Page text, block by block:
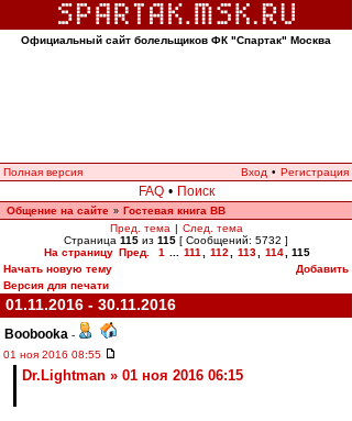
Официальный сайт болельщиков ФК "Спартак" Москва
Полная версия Вход • Регистрация
FAQ • Поиск
Общение на сайте » Гостевая книга ВВ
Пред. тема | След. тема
Страница 115 из 115 [ Сообщений: 5732 ]
На страницу Пред. 1 111 112 113 114
115
Начать новую тему
Добавить
Версия для печати
01.11.2016 - 30.11.2016
Boobooka -
01 ноя 2016 08:55
Dr.Lightman » 01 ноя 2016 06:15